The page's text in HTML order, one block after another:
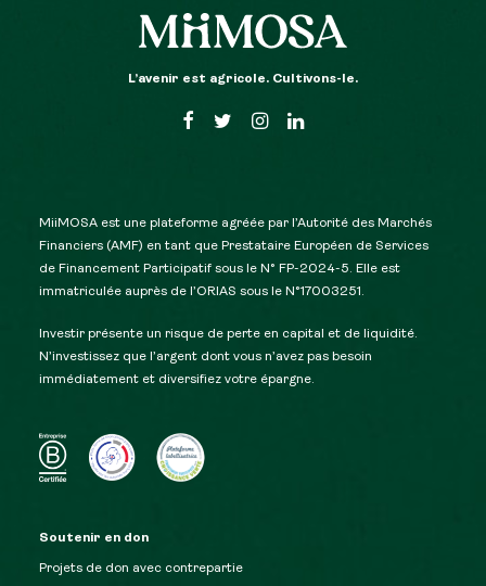
L’avenir est agricole. Cultivons-le.
MiiMOSA est une plateforme agréée par l’Autorité des Marchés
Financiers (AMF) en tant que Prestataire Européen de Services
de Financement Participatif sous le N° FP-2024-5. Elle est
immatriculée auprès de l’ORIAS sous le N°17003251.
Investir présente un risque de perte en capital et de liquidité.
N’investissez que l’argent dont vous n’avez pas besoin
immédiatement et diversifiez votre épargne.
Soutenir en don
Projets de don avec contrepartie